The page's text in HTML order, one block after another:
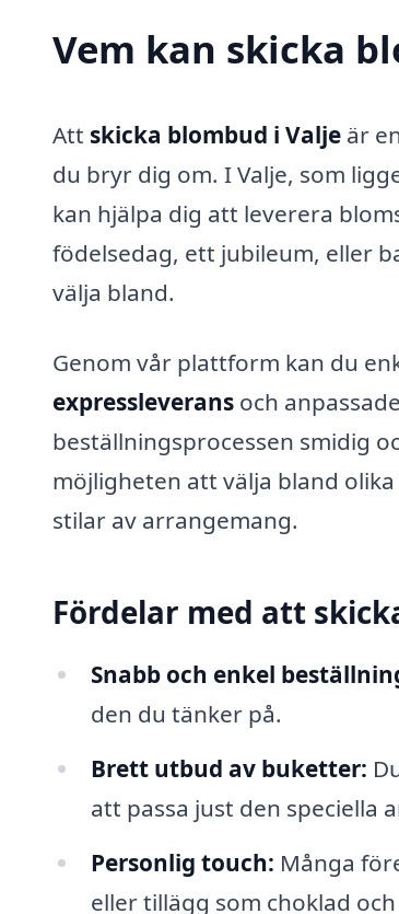
Vem kan skicka
Att skicka blombud i Valje är
du bryr dig om. I Valje, som
kan hjälpa dig att leverera
födelsedag, ett jubileum, eller
välja bland.
Genom vår plattform kan du
expressleverans och
beställningsprocessen smidig
möjligheten att välja bland
stilar av arrangemang.
Fördelar med att
Snabb och enkel
den du tänker på.
Brett utbud av buketter:
att passa just den speciella
Personlig touch: Många
eller tillägg som choklad